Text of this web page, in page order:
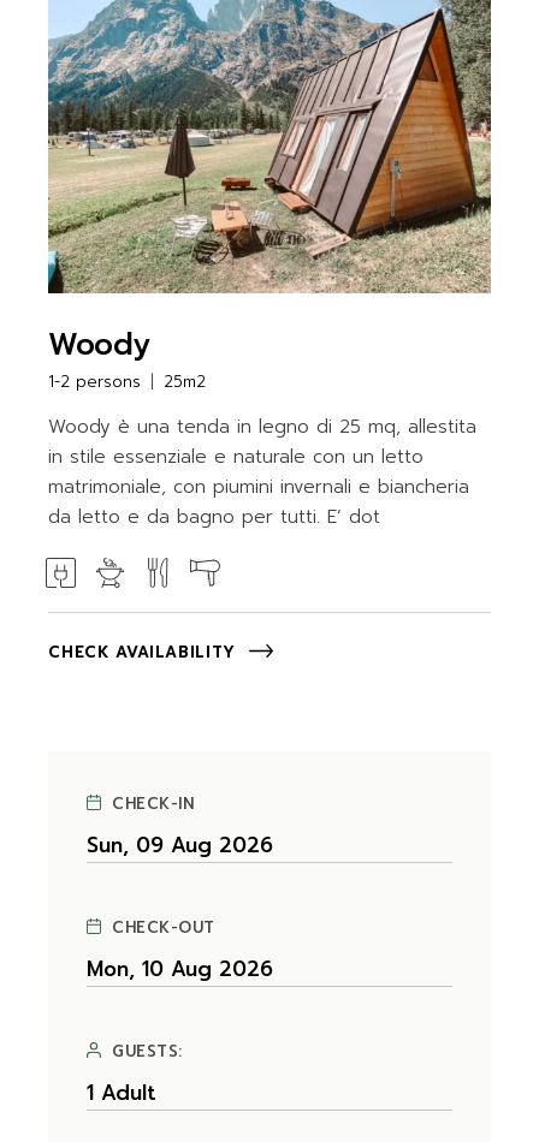
Woody
1-2 persons 25m2
Woody è una tenda in legno di 25 mq, allestita
in stile essenziale e naturale con un letto
matrimoniale, con piumini invernali e biancheria
da letto e da bagno per tutti. E’ dot
CHECK AVAILABILITY
CHECK-IN
CHECK-OUT
GUESTS: